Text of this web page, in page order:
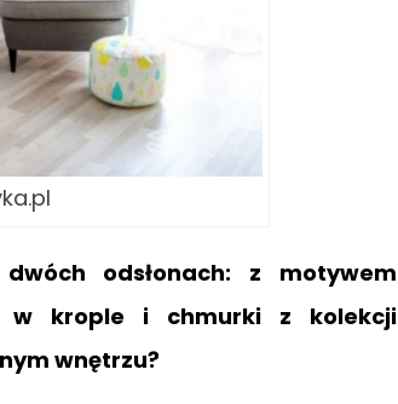
odsłonach: z motywem
w krople i chmurki z kolekcji
wnętrzu?